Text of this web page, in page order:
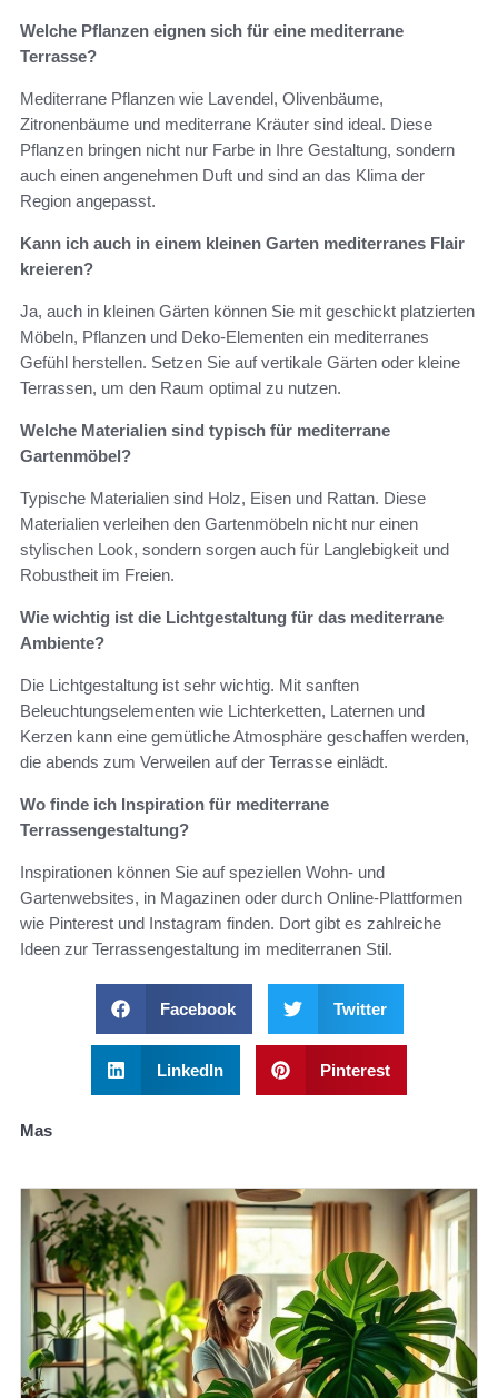
Welche Pflanzen eignen sich für eine mediterrane
Terrasse?
Mediterrane Pflanzen wie Lavendel, Olivenbäume,
Zitronenbäume und mediterrane Kräuter sind ideal. Diese
Pflanzen bringen nicht nur Farbe in Ihre Gestaltung, sondern
auch einen angenehmen Duft und sind an das Klima der
Region angepasst.
Kann ich auch in einem kleinen Garten mediterranes Flair
kreieren?
Ja, auch in kleinen Gärten können Sie mit geschickt platzierten
Möbeln, Pflanzen und Deko-Elementen ein mediterranes
Gefühl herstellen. Setzen Sie auf vertikale Gärten oder kleine
Terrassen, um den Raum optimal zu nutzen.
Welche Materialien sind typisch für mediterrane
Gartenmöbel?
Typische Materialien sind Holz, Eisen und Rattan. Diese
Materialien verleihen den Gartenmöbeln nicht nur einen
stylischen Look, sondern sorgen auch für Langlebigkeit und
Robustheit im Freien.
Wie wichtig ist die Lichtgestaltung für das mediterrane
Ambiente?
Die Lichtgestaltung ist sehr wichtig. Mit sanften
Beleuchtungselementen wie Lichterketten, Laternen und
Kerzen kann eine gemütliche Atmosphäre geschaffen werden,
die abends zum Verweilen auf der Terrasse einlädt.
Wo finde ich Inspiration für mediterrane
Terrassengestaltung?
Inspirationen können Sie auf speziellen Wohn- und
Gartenwebsites, in Magazinen oder durch Online-Plattformen
wie Pinterest und Instagram finden. Dort gibt es zahlreiche
Ideen zur Terrassengestaltung im mediterranen Stil.
Facebook Twitter
LinkedIn Pinterest
Mas